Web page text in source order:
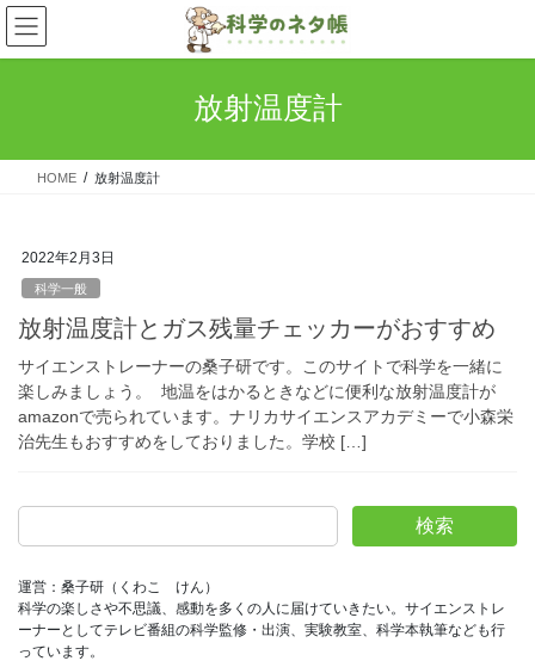
コ
ン
テ
ス
ナ
ビ
ゲ
ン
放射温度計
HOME 放射温度計
2022年2月3日
科学一般
放射温度計とガス残量チェッカーがおすすめ
サイエンストレーナーの桑子研です。このサイトで科学を一緒に
楽しみましょう。 地温をはかるときなどに便利な放射温度計が
amazonで売られています。ナリカサイエンスアカデミーで小森栄
治先生もおすすめをしておりました。学校 […]
検索
運営：桑子研（くわこ　けん）
科学の楽しさや不思議、感動を多くの人に届けていきたい。サイエンストレ
ーナーとしてテレビ番組の科学監修・出演、実験教室、科学本執筆なども行
っています。